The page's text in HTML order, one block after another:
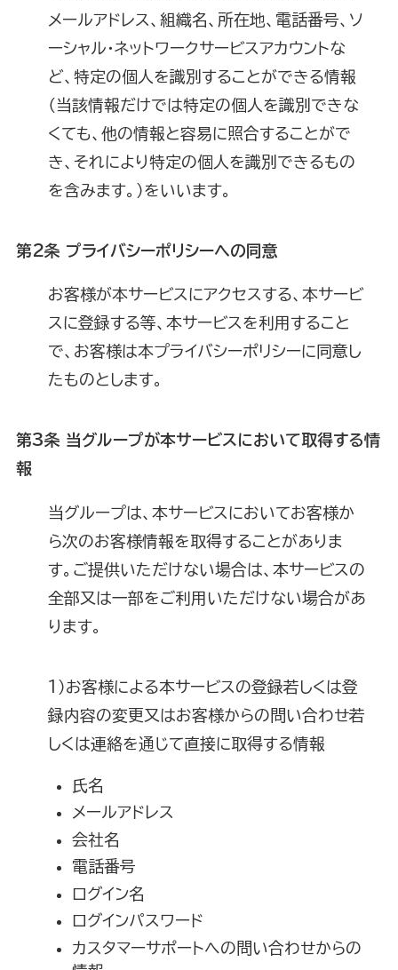
メールアドレス、組織名、所在地、電話番号、ソ
ーシャル・ネットワークサービスアカウントな
ど、特定の個人を識別することができる情報
（当該情報だけでは特定の個人を識別できな
くても、他の情報と容易に照合することがで
き、それにより特定の個人を識別できるもの
を含みます。）をいいます。
第2条 プライバシーポリシーへの同意
お客様が本サービスにアクセスする、本サービ
スに登録する等、本サービスを利用すること
で、お客様は本プライバシーポリシーに同意し
たものとします。
第3条 当グループが本サービスにおいて取得する情
報
当グループは、本サービスにおいてお客様か
ら次のお客様情報を取得することがありま
す。ご提供いただけない場合は、本サービスの
全部又は一部をご利用いただけない場合があ
ります。
1）お客様による本サービスの登録若しくは登
録内容の変更又はお客様からの問い合わせ若
しくは連絡を通じて直接に取得する情報
氏名
メールアドレス
会社名
電話番号
ログイン名
ログインパスワード
カスタマーサポートへの問い合わせからの